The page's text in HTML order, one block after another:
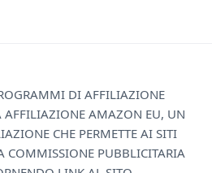
DI AFFILIAZIONE
AFFILIAZIONE AMAZON EU, UN
CHE PERMETTE AI SITI
COMMISSIONE PUBBLICITARIA